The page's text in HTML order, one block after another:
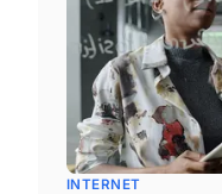
INTERNET